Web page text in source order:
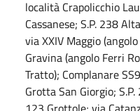
località Crapolicchio
Cassanese; S.P. 238
via XXIV Maggio
Gravina (angolo Ferri
Tratto); Complanare
Grotta San Giorgio;